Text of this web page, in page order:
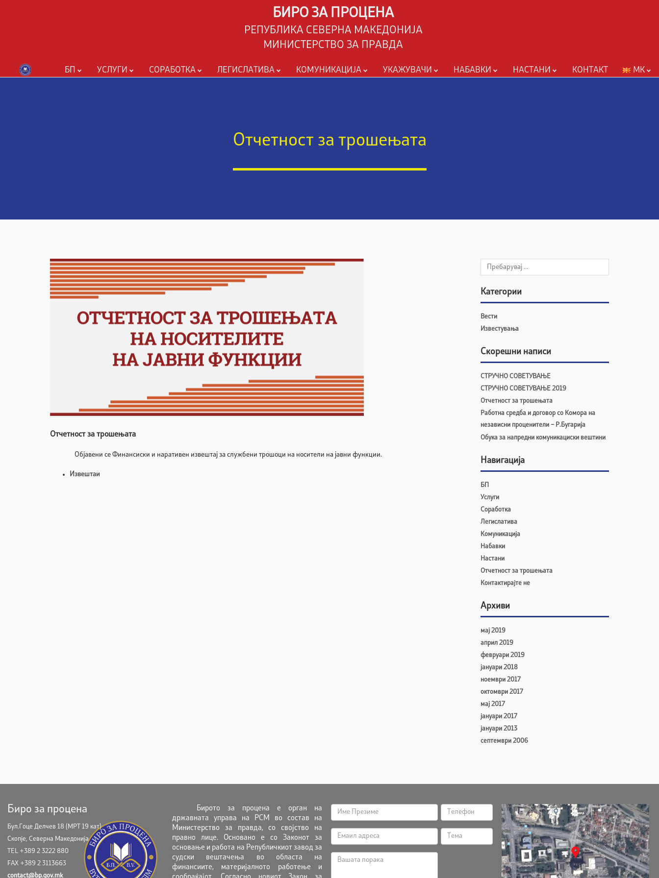
БИРО ЗА ПРОЦЕНА
РЕПУБЛИКА СЕВЕРНА МАКЕДОНИЈА
МИНИСТЕРСТВО ЗА ПРАВДА
БП УСЛУГИ СОРАБОТКА ЛЕГИСЛАТИВА КОМУНИКАЦИЈА УКАЖУВАЧИ НАБАВКИ НАСТАНИ КОНТАКТ MK
Отчетност за трошењата
Отчетност за трошењата
Објавени се Финансиски и наративен извештај за службени трошоци на носители на јавни функции.
Извештаи
Категории
Вести
Известувања
Скорешни написи
СТРУЧНО СОВЕТУВАЊЕ
СТРУЧНО СОВЕТУВАЊЕ 2019
Отчетност за трошењата
Работна средба и договор со Комора на
независни проценители – Р.Бугарија
Обука за напредни комуникациски вештини
Навигација
БП
Услуги
Соработка
Легислатива
Комуникација
Набавки
Настани
Отчетност за трошењата
Контактирајте не
Архиви
мај 2019
април 2019
февруари 2019
јануари 2018
ноември 2017
октомври 2017
мај 2017
јануари 2017
јануари 2013
септември 2006
Биро за процена
Бул.Гоце Делчев 18 (МРТ 19 кат)
Скопје, Северна Македонија
TEL +389 2 3222 880
FAX +389 2 3113663
contact@bp.gov.mk
Бирото за процена е орган на
државната управа на РСМ во состав на
Министерство за правда, со својство на
правно лице. Основано е со Законот за
основање и работа на Републичкиот завод за
судски вештачења во областа на
финансиите, материјалното работење и